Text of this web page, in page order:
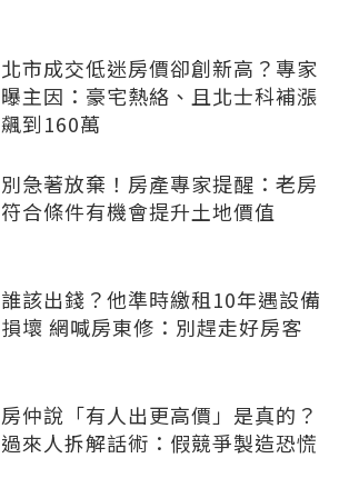
北市成交低迷房價卻創新高？專家
曝主因：豪宅熱絡、且北士科補漲
飆到160萬
別急著放棄！房產專家提醒：老房
符合條件有機會提升土地價值
誰該出錢？他準時繳租10年遇設備
損壞 網喊房東修：別趕走好房客
房仲說「有人出更高價」是真的？
過來人拆解話術：假競爭製造恐慌